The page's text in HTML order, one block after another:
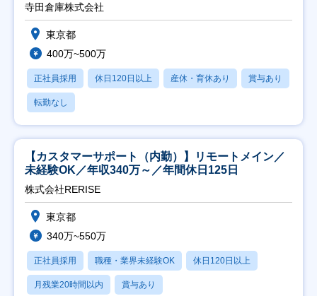
寺田倉庫株式会社
東京都
400万~500万
正社員採用 休日120日以上 産休・育休あり 賞与あり
転勤なし
【カスタマーサポート（内勤）】リモートメイン／
未経験OK／年収340万～／年間休日125日
株式会社RERISE
東京都
340万~550万
正社員採用 職種・業界未経験OK 休日120日以上
月残業20時間以内 賞与あり